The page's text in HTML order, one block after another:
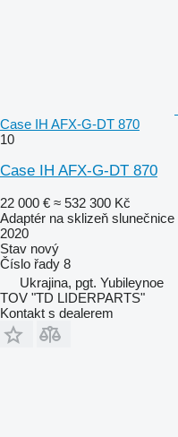
Case IH AFX-G-DT 870
10
Case IH AFX-G-DT 870
22 000 € ≈ 532 300 Kč
Adaptér na sklizeň slunečnice
2020
Stav nový
Číslo řady 8
Ukrajina, pgt. Yubileynoe
TOV "TD LIDERPARTS"
Kontakt s dealerem